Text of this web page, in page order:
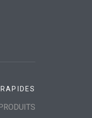
RAPIDES